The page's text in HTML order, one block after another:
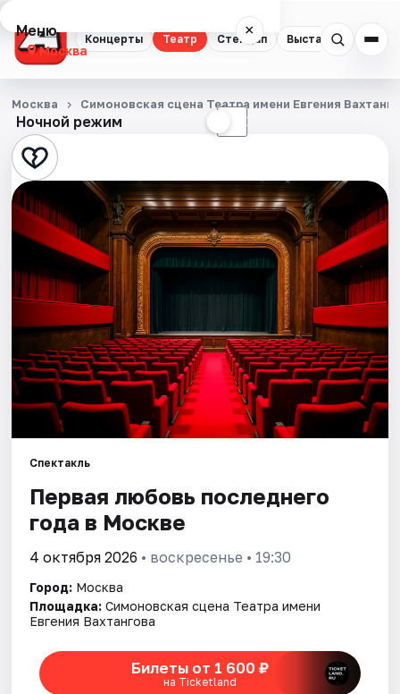
Концерты Театр Стендап Выставки
Меню ×
Москва
Концерты
Театр
Стендап
Выставки
Квесты
Экскурсии
События
Площадки
Артисты
Рейтинги
Ночной режим ☾
Москва Симоновская сцена Театра имени Евгения
Спектакль
Первая любовь последнего
года в Москве
4 октября 2026 • воскресенье • 19:30
Город: Москва
Площадка: Симоновская сцена Театра имени
Евгения Вахтангова
Билеты от 1 600 ₽
на Ticketland